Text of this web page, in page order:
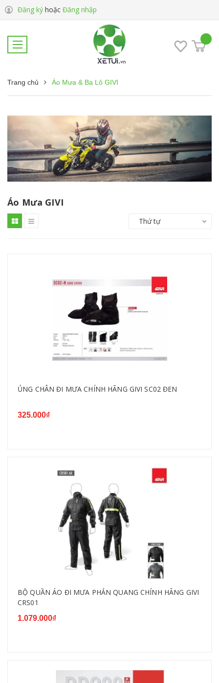
Đăng ký hoặc Đăng nhập
Trang chủ Áo Mưa & Ba Lô GIVI
Áo Mưa GIVI
Thứ tự
ỦNG CHÂN ĐI MƯA CHÍNH HÃNG GIVI SC02 ĐEN
325.000₫
BỘ QUẦN ÁO ĐI MƯA PHẢN QUANG CHÍNH HÃNG GIVI
CRS01
1.079.000₫